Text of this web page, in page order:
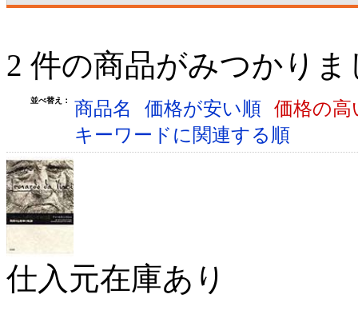
2 件の商品がみつかりま
並べ替え： 商品名 価格が安い順 価格の
キーワードに関連する順
仕入元在庫あり